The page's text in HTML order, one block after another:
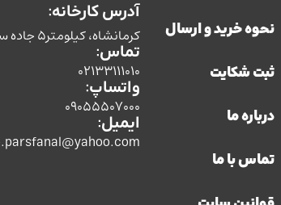
نحوه خرید و ارسال
ثبت شکایت
درباره ما
تماس با ما
آدرس کارخانه:
کرمانشاه، کیلومتر5 جاده سنندج،شرکت صنایع الکتریکی پارس حفاظ
تماس:
02133111010
واتساپ:
09055507000
ایمیل: